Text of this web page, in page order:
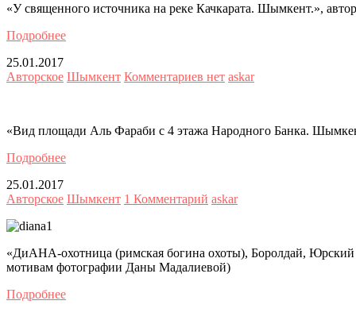
«У священного источника на реке Качкарата. Шымкент.»,
Подробнее
25.01.2017
Авторское Шымкент Комментариев нет askar
«Вид площади Аль Фараби с 4 этажа Народного Банка.
Подробнее
25.01.2017
Авторское Шымкент 1 Комментарий askar
«ДиАНА-охотница (римская богина охоты), Боролдай,
мотивам фотографии Даны Мадалиевой)
Подробнее